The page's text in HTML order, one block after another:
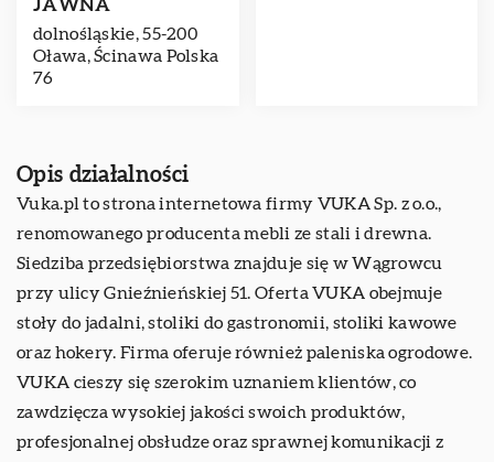
JAWNA
dolnośląskie, 55-200
Oława, Ścinawa Polska
76
Opis działalności
Vuka.pl to strona internetowa firmy VUKA Sp. z o.o.,
renomowanego producenta mebli ze stali i drewna.
Siedziba przedsiębiorstwa znajduje się w Wągrowcu
przy ulicy Gnieźnieńskiej 51. Oferta VUKA obejmuje
stoły do jadalni, stoliki do gastronomii, stoliki kawowe
oraz hokery. Firma oferuje również paleniska ogrodowe.
VUKA cieszy się szerokim uznaniem klientów, co
zawdzięcza wysokiej jakości swoich produktów,
profesjonalnej obsłudze oraz sprawnej komunikacji z